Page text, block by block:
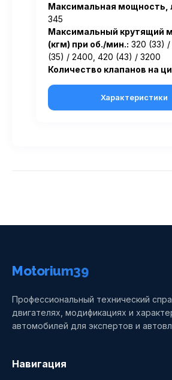
Максимальная мощность,
345
Максимальный крутящий
(кгм) при об./мин.: 320 (33)
(35) / 2400, 420 (43) / 3200
Количество клапанов на
Характеристики
Motorium39
Профессиональный технический
двигателях, модификациях и
автомобилей для экспертов и
Навигация